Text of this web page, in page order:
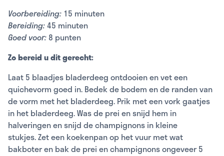
Voorbereiding: 15 minuten
Bereiding:45 minuten
Goed voor: 8 punten
Zo bereid u dit gerecht:
Laat 5 blaadjes bladerdeeg ontdooien en vet een
quichevorm goed in. Bedek de bodem en de randen van
de vorm met het bladerdeeg. Prik met een vork gaatjes
in het bladerdeeg. Was de prei en snijd hem in
halveringen en snijd de champignons in kleine
stukjes. Zet een koekenpan op het vuur met wat
bakboter en bak de prei en champignons ongeveer 5